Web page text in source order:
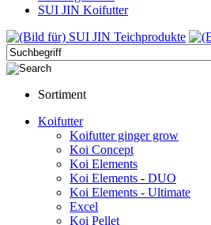
SUI JIN Koifutter
Sortiment
Koifutter
Koifutter ginger grow
Koi Concept
Koi Elements
Koi Elements - DUO
Koi Elements - Ultimate
Excel
Koi Pellet